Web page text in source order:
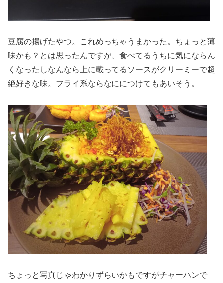
豆腐の揚げたやつ。これめっちゃうまかった。ちょっと薄
味かも？とは思ったんですが、食べてるうちに気にならん
くなったしなんなら上に載ってるソースがクリーミーで超
絶好きな味。フライ系ならなににつけてもあいそう。
ちょっと写真じゃわかりずらいかもですがチャーハンで